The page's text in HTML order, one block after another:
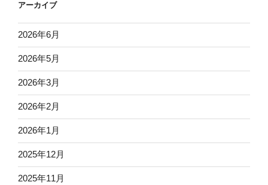
アーカイブ
2026年6月
2026年5月
2026年3月
2026年2月
2026年1月
2025年12月
2025年11月